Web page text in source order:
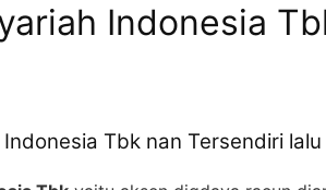
Indonesia
Tbk nan Tersendiri